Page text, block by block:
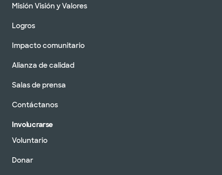
Misión Visión y Valores
Logros
Impacto comunitario
Alianza de calidad
Salas de prensa
Contáctanos
Involucrarse
Voluntario
Donar